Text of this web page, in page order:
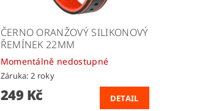
ČERNO ORANŽOVÝ SILIKONOVÝ
ŘEMÍNEK 22MM
Momentálně nedostupné
Záruka: 2 roky
249 Kč DETAIL